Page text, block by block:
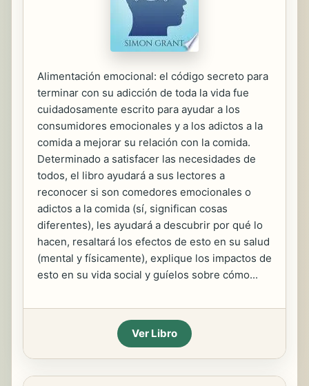
Alimentación emocional: el código secreto para
terminar con su adicción de toda la vida fue
cuidadosamente escrito para ayudar a los
consumidores emocionales y a los adictos a la
comida a mejorar su relación con la comida.
Determinado a satisfacer las necesidades de
todos, el libro ayudará a sus lectores a
reconocer si son comedores emocionales o
adictos a la comida (sí, significan cosas
diferentes), les ayudará a descubrir por qué lo
hacen, resaltará los efectos de esto en su salud
(mental y físicamente), explique los impactos de
esto en su vida social y guíelos sobre cómo...
Ver Libro